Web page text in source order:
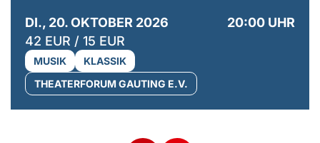
DI., 20. OKTOBER 2026
20:00 UHR
42 EUR / 15 EUR
MUSIK
KLASSIK
THEATERFORUM GAUTING E.V.